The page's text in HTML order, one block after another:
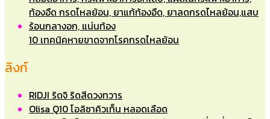
10 เทคนิคหายขาดจากโรคกรดไหลย้อน
ลิงก์
RIDJI ริดจิ ริดสีดวงทวาร
Olisa Q10 โอลิซาคิวเท็น หลอดเลือด